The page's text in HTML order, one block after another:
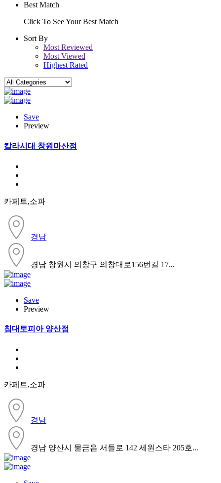
Best Match
Click To See Your Best Match
Sort By
Most Reviewed
Most Viewed
Highest Rated
Save
Preview
칼라시대 창원마산점
카페트,소파
경남
경남 창원시 의창구 의창대로156번길 17...
Save
Preview
침대토피아 양산점
카페트,소파
경남
경남 양산시 물금읍 서들로 142 세원스타 205호...